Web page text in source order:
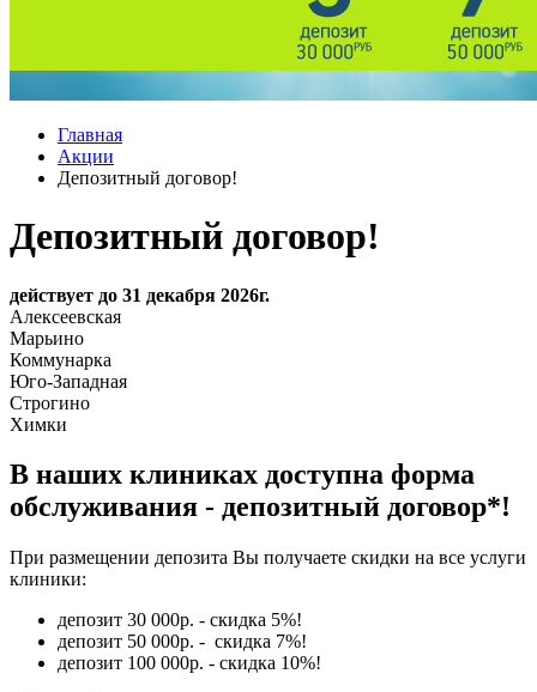
Главная
Акции
Депозитный договор!
Депозитный договор!
действует до 31 декабря 2026г.
Алексеевская
Марьино
Коммунарка
Юго-Западная
Строгино
Химки
В наших клиниках доступна форма
обслуживания - депозитный договор*!
При размещении депозита Вы получаете скидки на все услуги
клиники:
депозит 30 000р. - скидка 5%!
депозит 50 000р. - скидка 7%!
депозит 100 000р. - скидка 10%!